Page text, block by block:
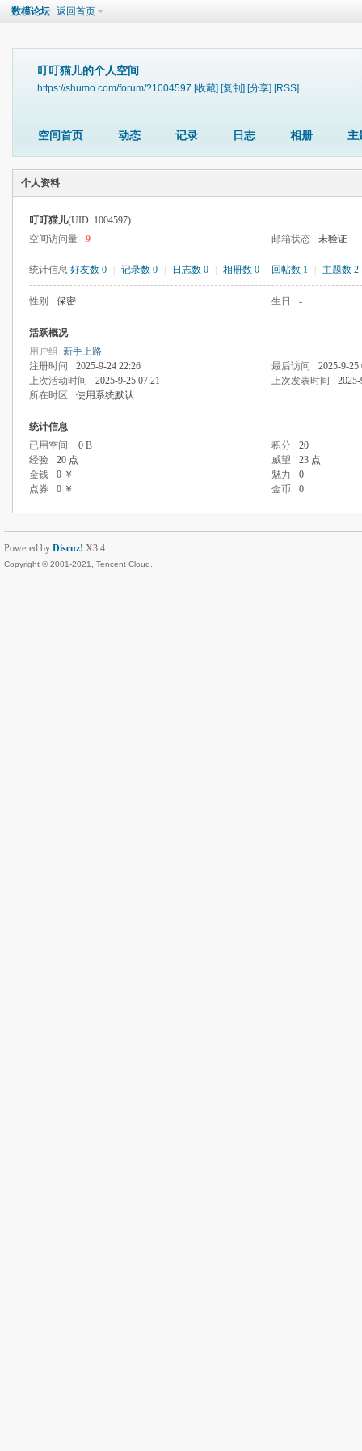
数模论坛 返回首页
叮叮猫儿的个人空间
https://shumo.com/forum/?1004597 [收藏] [复制] [分享] [RSS]
空间首页 动态 记录 日志 相册 主
个人资料
叮叮猫儿(UID: 1004597)
空间访问量
9 邮箱状态 未验证
统计信息 好友数 0 记录数 0 日志数 0 相册数 0 回帖数 1 主题数 2
性别 保密 生日 -
活跃概况
用户组 新手上路
注册时间
2025-9-24 22:26 最后访问
2025-9-25
上次活动时间
2025-9-25 07:21 上次发表时间
所在时区
使用系统默认
统计信息
已用空间
0 B 积分
20
经验
20 点 威望
23 点
金钱
0 ￥ 魅力
0
点券
0 ￥ 金币 0
Powered by Discuz! X3.4
Copyright © 2001-2021, Tencent Cloud.